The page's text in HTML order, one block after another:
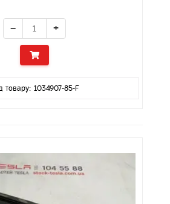
− +
товару: 1034907-85-F